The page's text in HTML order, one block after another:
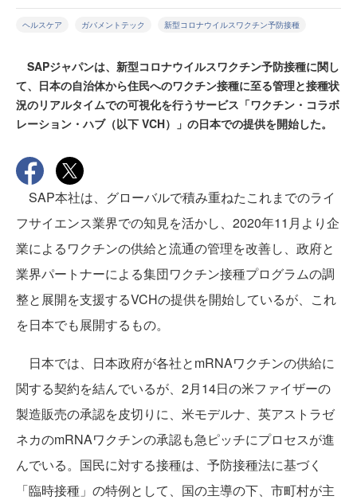
ヘルスケア ガバメントテック 新型コロナウイルスワクチン予防接種
SAPジャパンは、新型コロナウイルスワクチン予防接種に関し
て、日本の自治体から住民へのワクチン接種に至る管理と接種状
況のリアルタイムでの可視化を行うサービス「ワクチン・コラボ
レーション・ハブ（以下 VCH）」の日本での提供を開始した。
SAP本社は、グローバルで積み重ねたこれまでのライ
フサイエンス業界での知見を活かし、2020年11月より企
業によるワクチンの供給と流通の管理を改善し、政府と
業界パートナーによる集団ワクチン接種プログラムの調
整と展開を支援するVCHの提供を開始しているが、これ
を日本でも展開するもの。
日本では、日本政府が各社とmRNAワクチンの供給に
関する契約を結んでいるが、2月14日の米ファイザーの
製造販売の承認を皮切りに、米モデルナ、英アストラゼ
ネカのmRNAワクチンの承認も急ピッチにプロセスが進
んでいる。国民に対する接種は、予防接種法に基づく
「臨時接種」の特例として、国の主導の下、市町村が主